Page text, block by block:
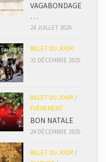
VAGABONDAGE
…
24 JUILLET 2026
BILLET DU JOUR
31 DÉCEMBRE 2025
BILLET DU JOUR /
ÉVÈNEMENT
BON NATALE
24 DÉCEMBRE 2025
BILLET DU JOUR /